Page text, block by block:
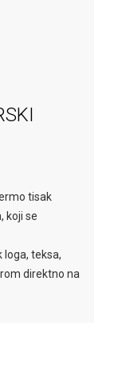
tisak
koji se
teksa,
direktno na